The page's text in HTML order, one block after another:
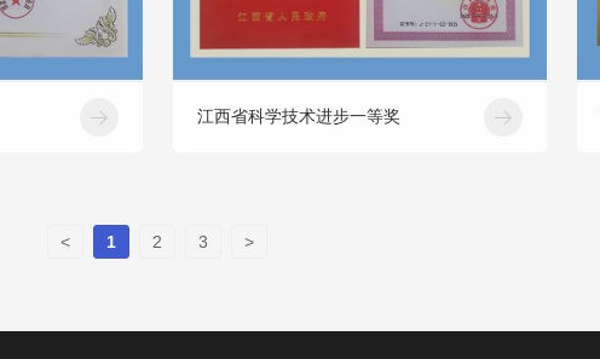
江西省科学技术进步一等奖
< 1 2 3 >